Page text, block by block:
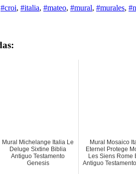
#croi, #italia, #mateo, #mural, #murales,
Mural Michelange Italia Le
Deluge Sixtine Biblia
Antiguo Testamento
Genesis
Mural Mosaico
Eternel Protege
Les Siens Rome
Antiguo